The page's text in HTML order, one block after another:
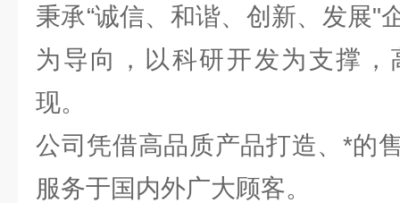
秉承“诚信、和谐、创新、发展"
为导向，以科研开发为支撑
现。
公司凭借高品质产品打造、*的
服务于国内外广大顾客。